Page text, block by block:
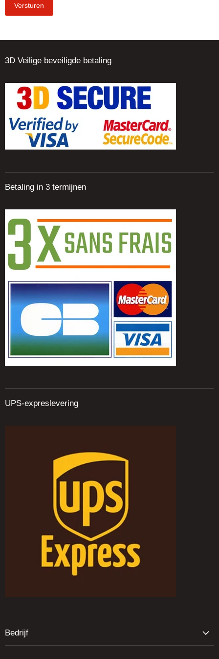
Versturen
3D Veilige beveiligde betaling
Betaling in 3 termijnen
UPS-expreslevering
Bedrijf